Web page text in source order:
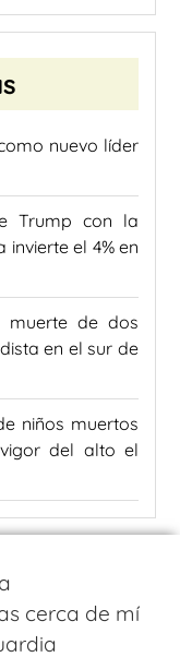
nuevo líder
Trump con la
el 4% en
muerte de dos
en el sur de
niños muertos
del alto el
cerca de mí